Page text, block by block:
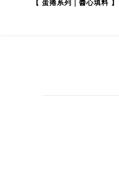
【 蛋捲系列｜醬心填料 】